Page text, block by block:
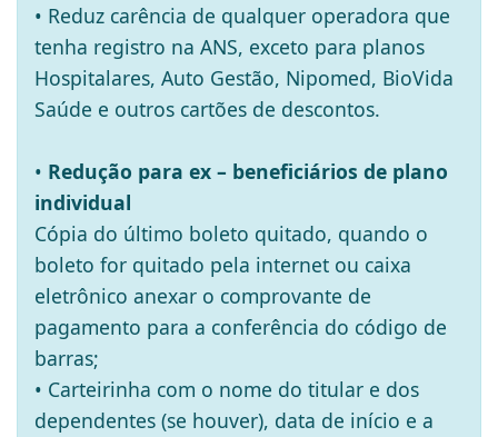
• Reduz carência de qualquer operadora que
tenha registro na ANS, exceto para planos
Hospitalares, Auto Gestão, Nipomed, BioVida
Saúde e outros cartões de descontos.
• Redução para ex – beneficiários de plano
individual
Cópia do último boleto quitado, quando o
boleto for quitado pela internet ou caixa
eletrônico anexar o comprovante de
pagamento para a conferência do código de
barras;
• Carteirinha com o nome do titular e dos
dependentes (se houver), data de início e a